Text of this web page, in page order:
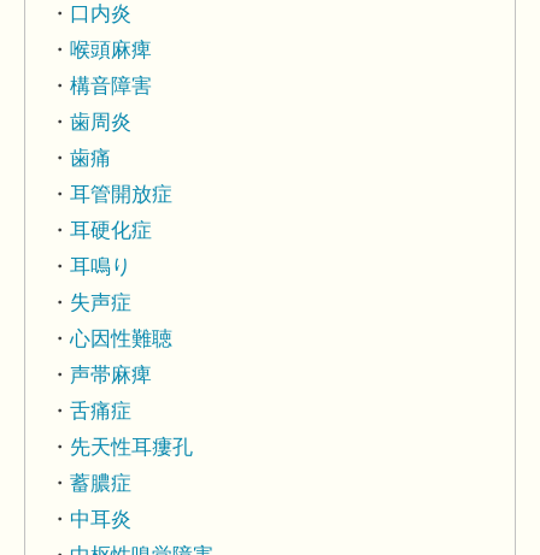
口内炎
喉頭麻痺
構音障害
歯周炎
歯痛
耳管開放症
耳硬化症
耳鳴り
失声症
心因性難聴
声帯麻痺
舌痛症
先天性耳瘻孔
蓄膿症
中耳炎